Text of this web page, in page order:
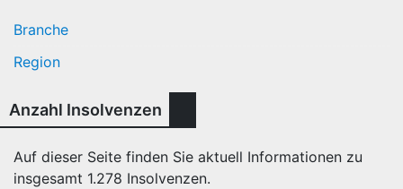
Branche
Region
Anzahl Insolvenzen
Auf dieser Seite finden Sie aktuell Informationen zu
insgesamt 1.278 Insolvenzen.